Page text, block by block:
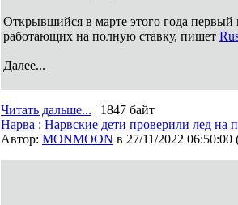
Открывшийся в марте этого года первый
работающих на полную ставку, пишет
Далее...
Читать дальше... | 1847 байт
Нарва : Нарвские дети проверили лед на
Автор: MONMOON в 27/11/2022 06:50:00